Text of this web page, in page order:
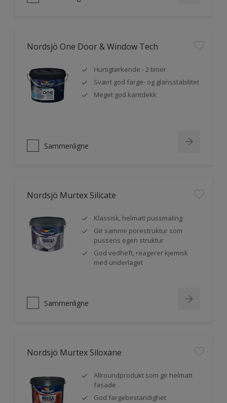
Nordsjö One Door & Window Tech
Hurtigtørkende - 2 timer
Svært god farge- og glansstabilitet
Meget god kantdekk
Sammenligne
Nordsjö Murtex Silicate
Klassisk, helmatt pussmaling
Gir samme porestruktur som
pussens egen struktur
God vedheft, reagerer kjemisk
med underlaget
Sammenligne
Nordsjö Murtex Siloxane
Allroundprodukt som gir helmatt
fasade
God fargebestandighet